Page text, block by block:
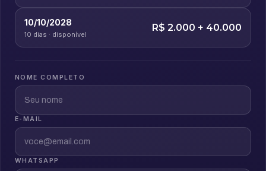
10/10/2028
10 dias · disponível
R$ 2.000 + 40.000
NOME COMPLETO
E-MAIL
WHATSAPP